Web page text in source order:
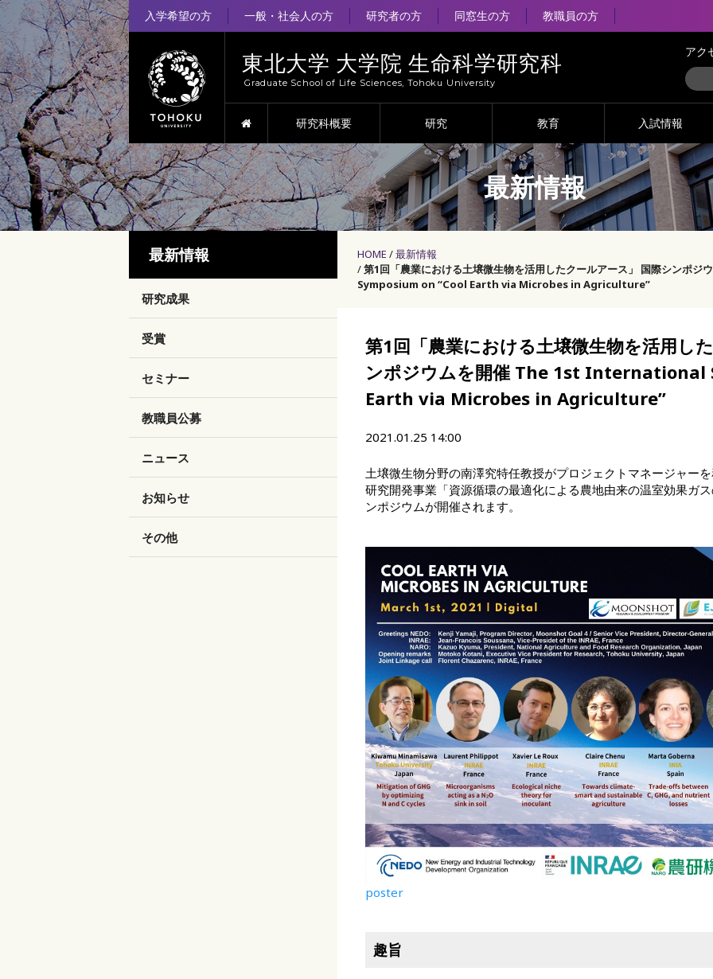
入学希望の方 一般・社会人の方 研究者の方 同窓生の方 教職員の方
東北大学 大学院 生命科学研究科
Graduate School of Life Sciences, Tohoku University
アク
HOME研究科概要 研究 教育 入試情報
最新情報
HOME
最新情報
第1回「農業における土壌微生物を活用したクールアース」 国際シン
Symposium on “Cool Earth via Microbes in Agriculture”
第1回「農業における土壌微生物を活用し
ンポジウムを開催 The 1st International
Earth via Microbes in Agriculture”
2021.01.25 14:00
土壌微生物分野の南澤究特任教授がプロジェクトマネージャー
研究開発事業「資源循環の最適化による農地由来の温室効果ガ
ンポジウムが開催されます。
poster
趣旨
最新情報
研究成果
受賞
セミナー
教職員公募
ニュース
お知らせ
その他